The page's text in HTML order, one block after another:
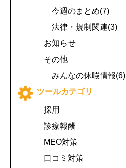
今週のまとめ(7)
法律・規制関連(3)
お知らせ
その他
みんなの休暇情報(6)
ツールカテゴリ
採用
診療報酬
MEO対策
口コミ対策